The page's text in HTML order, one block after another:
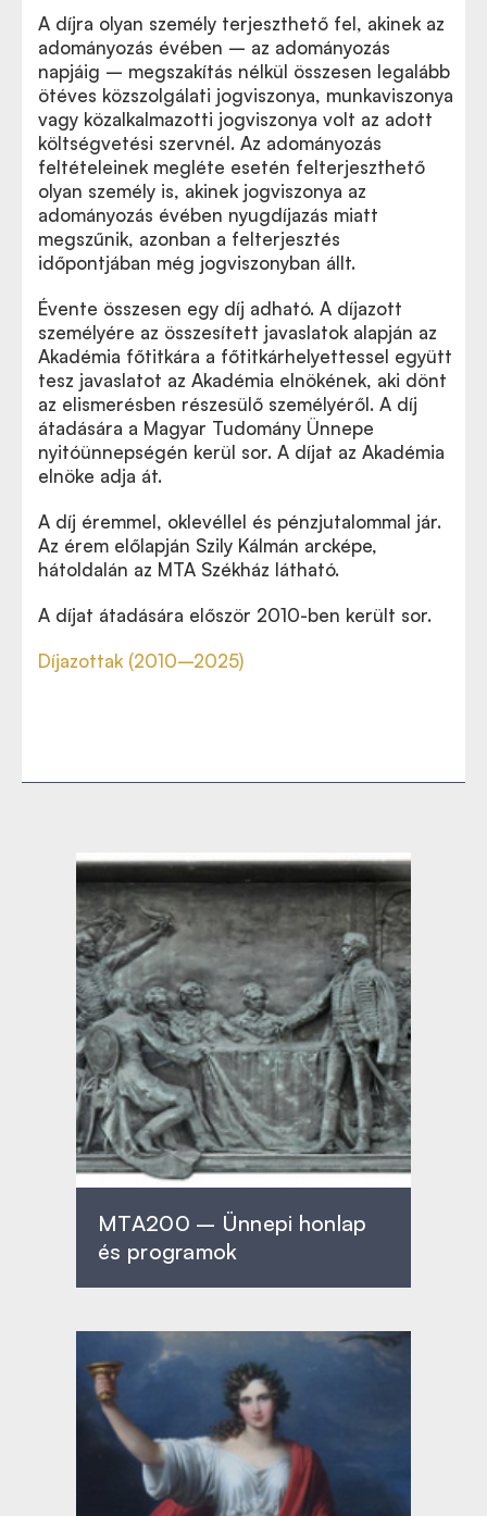
A díjra olyan személy terjeszthető fel, akinek az
adományozás évében – az adományozás
napjáig – megszakítás nélkül összesen legalább
ötéves közszolgálati jogviszonya, munkaviszonya
vagy közalkalmazotti jogviszonya volt az adott
költségvetési szervnél. Az adományozás
feltételeinek megléte esetén felterjeszthető
olyan személy is, akinek jogviszonya az
adományozás évében nyugdíjazás miatt
megszűnik, azonban a felterjesztés
időpontjában még jogviszonyban állt.
Évente összesen egy díj adható. A díjazott
személyére az összesített javaslatok alapján az
Akadémia főtitkára a főtitkárhelyettessel együtt
tesz javaslatot az Akadémia elnökének, aki dönt
az elismerésben részesülő személyéről. A díj
átadására a Magyar Tudomány Ünnepe
nyitóünnepségén kerül sor. A díjat az Akadémia
elnöke adja át.
A díj éremmel, oklevéllel és pénzjutalommal jár.
Az érem előlapján Szily Kálmán arcképe,
hátoldalán az MTA Székház látható.
A díjat átadására először 2010-ben került sor.
Díjazottak (2010–2025)
MTA200 – Ünnepi honlap
és programok